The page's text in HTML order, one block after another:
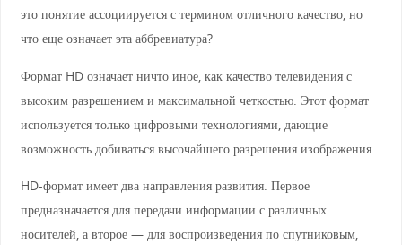
это понятие ассоциируется с термином отличного качество, но
что еще означает эта аббревиатура?
Формат HD означает ничто иное, как качество телевидения с
высоким разрешением и максимальной четкостью. Этот формат
используется только цифровыми технологиями, дающие
возможность добиваться высочайшего разрешения изображения.
HD-формат имеет два направления развития. Первое
предназначается для передачи информации с различных
носителей, а второе — для воспроизведения по спутниковым,